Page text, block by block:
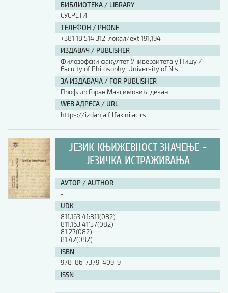
АУТОР / AUTHOR
ISBN
ISSN
БИБЛИОТЕКА / LIBRARY
СУСРЕТИ
ТЕЛЕФОН / PHONE
+381 18 514 312, локал/ext 191,194
ИЗДАВАЧ / PUBLISHER
Филозофски факултет Универзитета у Нишу /
Faculty of Philosophy, University of Nis
ЗА ИЗДАВАЧА / FOR PUBLISHER
Проф. др Горан Максимовић, декан
WEB АДРЕСА / URL
https://izdanja.filfak.ni.ac.rs
ЈЕЗИК КЊИЖЕВНОСТ ЗНАЧЕЊЕ -
ЈЕЗИЧКА ИСТРАЖИВАЊА
АУТОР / AUTHOR
-
UDK
811.163.41:811(082)
811.163.41’37(082)
81’27(082)
81’42(082)
ISBN
978-86-7379-409-9
ISSN
-